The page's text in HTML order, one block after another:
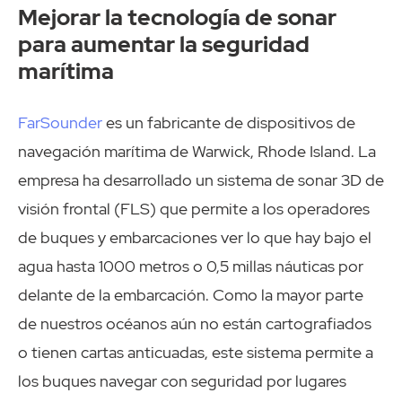
Mejorar la tecnología de sonar
para aumentar la seguridad
marítima
FarSounderes un fabricante de dispositivos de
navegación marítima de Warwick, Rhode Island. La
empresa ha desarrollado un sistema de sonar 3D de
visión frontal (FLS) que permite a los operadores
de buques y embarcaciones ver lo que hay bajo el
agua hasta 1000 metros o 0,5 millas náuticas por
delante de la embarcación. Como la mayor parte
de nuestros océanos aún no están cartografiados
o tienen cartas anticuadas, este sistema permite a
los buques navegar con seguridad por lugares